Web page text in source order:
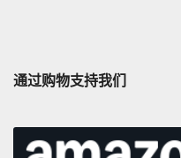
通过购物支持我们